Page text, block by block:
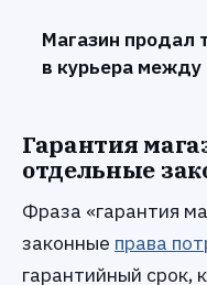
Магазин продал
в курьера между
Гарантия
отдельные
Фраза «гарантия
законные права
гарантийный срок,